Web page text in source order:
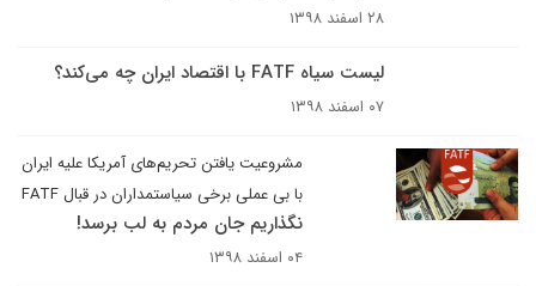
۲۸ اسفند ۱۳۹۸
لیست سیاه FATF با اقتصاد ایران چه می‌کند؟
۰۷ اسفند ۱۳۹۸
مشروعیت یافتن تحریم‌های آمریکا علیه ایران
با بی عملی برخی سیاستمداران در قبال FATF
نگذاریم جان مردم به لب برسد!
۰۴ اسفند ۱۳۹۸